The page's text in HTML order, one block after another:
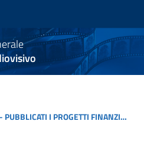
CONTRIBUTI SELETTIVI 2019 – PUBBLICATI I PROGETTI FINANZIATI DI PRODUZIONE DELLA III SESSIONE